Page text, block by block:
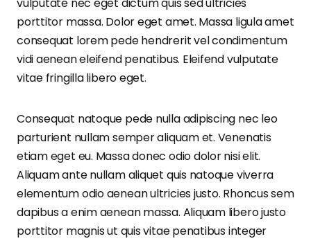
porttitor massa. Dolor eget amet. Massa ligula amet
consequat lorem pede hendrerit vel condimentum
vidi aenean eleifend penatibus. Eleifend vulputate
vitae fringilla libero eget.
Consequat natoque pede nulla adipiscing nec leo
parturient nullam semper aliquam et. Venenatis
etiam eget eu. Massa donec odio dolor nisi elit.
Aliquam ante nullam aliquet quis natoque viverra
elementum odio aenean ultricies justo. Rhoncus sem
dapibus a enim aenean massa. Aliquam libero justo
porttitor magnis ut quis vitae penatibus integer